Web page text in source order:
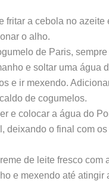
fritar a cebola no azeite
o alho.
de Paris,
e soltar uma água
e ir mexendo.
de cogumelos.
e colocar a água do
deixando o final com
de leite fresco com
e mexendo até atingir